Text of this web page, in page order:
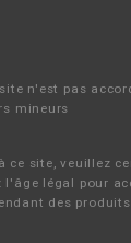
n'est pas
mineurs
ce site, veuillez
l'âge légal pour
des